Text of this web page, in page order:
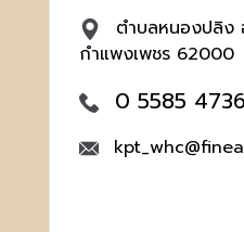
ตำบลหนองปลิง
กำแพงเพชร 62000
0 5585